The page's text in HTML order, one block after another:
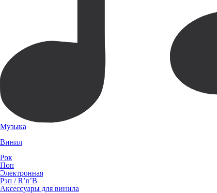
Музыка
Винил
Рок
Поп
Электронная
Рэп / R’n’B
Аксессуары для винила